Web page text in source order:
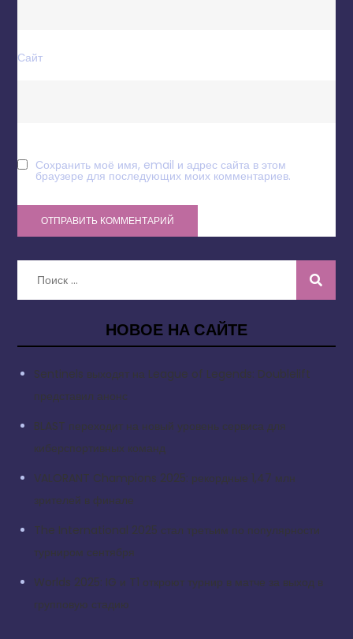
Сайт
Сохранить моё имя, email и адрес сайта в этом
браузере для последующих моих комментариев.
НОВОЕ НА САЙТЕ
Sentinels выходят на League of Legends: Doublelift
представил анонс
BLAST переходит на новый уровень сервиса для
киберспортивных команд
VALORANT Champions 2025: рекордные 1,47 млн
зрителей в финале
The International 2025 стал третьим по популярности
турниром сентября
Worlds 2025: IG и T1 откроют турнир в матче за выход в
групповую стадию